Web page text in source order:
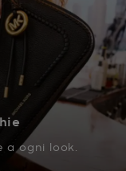
ogni look.